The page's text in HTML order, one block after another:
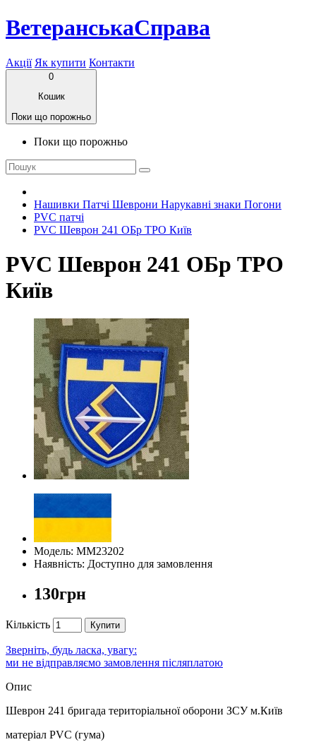
ВетеранськаСправа
Акції Як купити Контакти
0
Кошик
Поки що порожньо
Поки що порожньо
Нашивки Патчі Шеврони Нарукавні знаки Погони
PVC патчі
PVC Шеврон 241 ОБр ТРО Київ
PVC Шеврон 241 ОБр ТРО
Київ
Модель: ММ23202
Наявність: Доступно для замовлення
130грн
Кількість Купити
Зверніть, будь ласка, увагу:
ми не відправляємо замовлення післяплатою
Опис
Шеврон 241 бригада територіальної оборони ЗСУ м.Київ
матеріал PVC (гума)